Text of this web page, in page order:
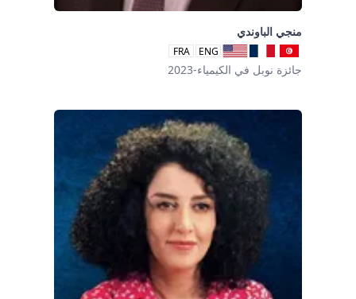
منجي الباوندي
ENG
FRA
جائزة نوبل في الكيمياء-2023